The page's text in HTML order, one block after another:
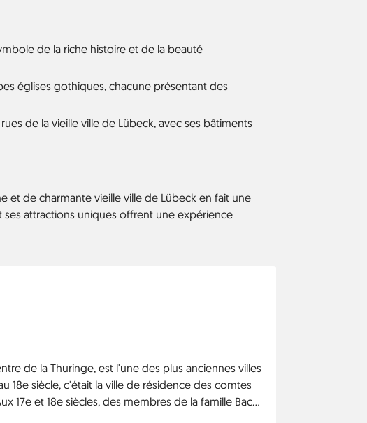
de la riche histoire et de la beauté
églises gothiques, chacune présentant des
de la vieille ville de Lübeck, avec ses bâtiments
et de charmante vieille ville de Lübeck en fait une
ses attractions uniques offrent une expérience
de la Thuringe, est l'une des plus anciennes villes
18e siècle, c'était la ville de résidence des comtes
17e et 18e siècles, des membres de la famille Bach,